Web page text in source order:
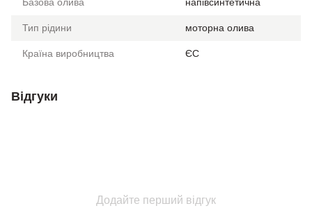
Базова олива напівсинтетична
Тип рідини моторна олива
Країна виробництва ЄС
Відгуки
Додайте перший відгук